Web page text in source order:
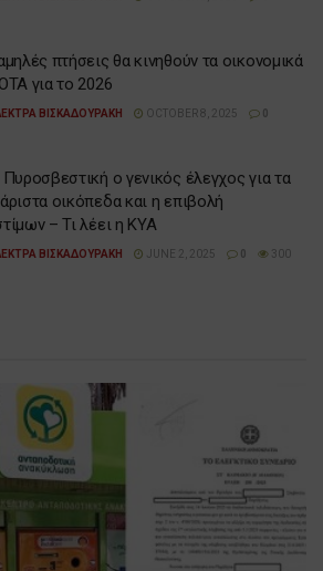
πτήσεις θα κινηθούν τα οικονομικά
για το 2026
ΒΙΣΚΑΔΟΥΡΑΚΗ OCTOBER 8, 2025
ο γενικός έλεγχος για τα
οικόπεδα και η επιβολή
– Τι λέει η ΚΥΑ
ΒΙΣΚΑΔΟΥΡΑΚΗ JUNE 2, 2025 300